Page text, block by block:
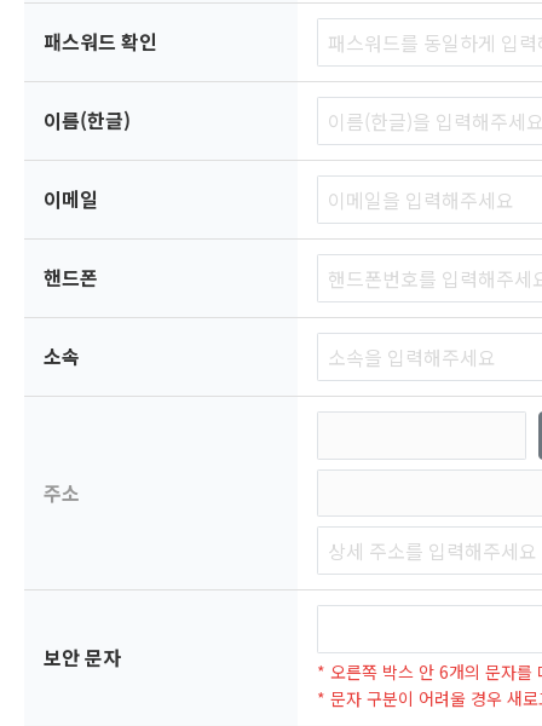
패스워드 확인
이름(한글)
이메일
핸드폰
소속
주소
보안 문자
* 오른쪽 박스 안 6개의 문자를
* 문자 구분이 어려울 경우 새